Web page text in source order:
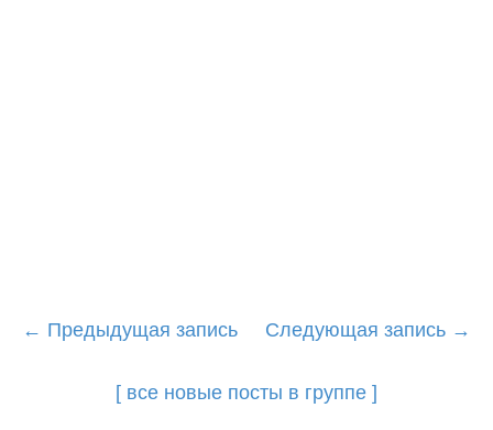
Post
← Предыдущая запись Следующая запись →
[ все новые посты в группе ]